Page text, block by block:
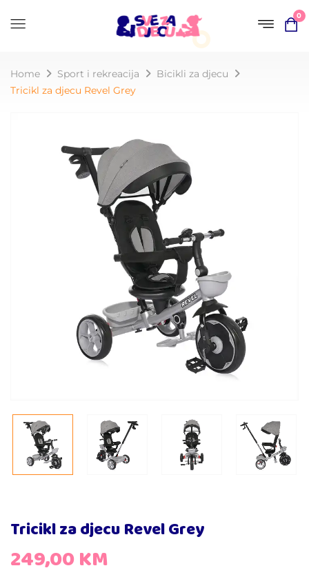
0
Home Sport i rekreacija
Bicikli za djecu
Tricikl za djecu Revel Grey
Tricikl za djecu Revel Grey
249,00KM